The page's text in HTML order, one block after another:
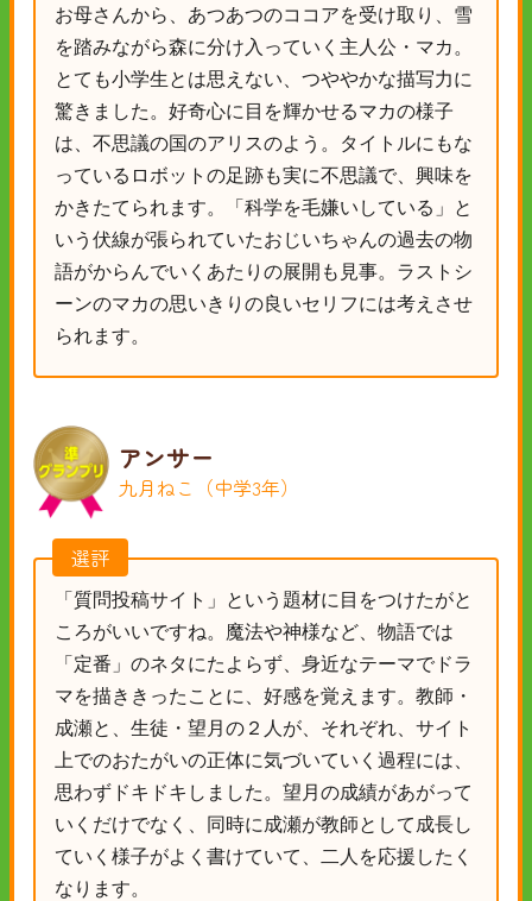
お母さんから、あつあつのココアを受け取り、雪
を踏みながら森に分け入っていく主人公・マカ。
とても小学生とは思えない、つややかな描写力に
驚きました。好奇心に目を輝かせるマカの様子
は、不思議の国のアリスのよう。タイトルにもな
っているロボットの足跡も実に不思議で、興味を
かきたてられます。「科学を毛嫌いしている」と
いう伏線が張られていたおじいちゃんの過去の物
語がからんでいくあたりの展開も見事。ラストシ
ーンのマカの思いきりの良いセリフには考えさせ
られます。
アンサー
九月ねこ（中学3年）
選評
「質問投稿サイト」という題材に目をつけたがと
ころがいいですね。魔法や神様など、物語では
「定番」のネタにたよらず、身近なテーマでドラ
マを描ききったことに、好感を覚えます。教師・
成瀬と、生徒・望月の２人が、それぞれ、サイト
上でのおたがいの正体に気づいていく過程には、
思わずドキドキしました。望月の成績があがって
いくだけでなく、同時に成瀬が教師として成長し
ていく様子がよく書けていて、二人を応援したく
なります。